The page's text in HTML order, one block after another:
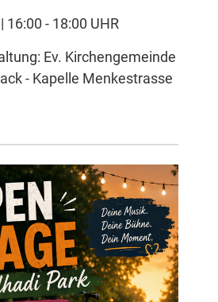
16:00 - 18:00 UHR
Ev. Kirchengemeinde
- Kapelle Menkestrasse